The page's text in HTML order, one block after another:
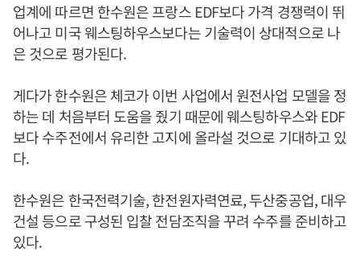
업계에 따르면 한수원은 프랑스 EDF보다 가격 경쟁력이 뛰
어나고 미국 웨스팅하우스보다는 기술력이 상대적으로 나
은 것으로 평가된다.
게다가 한수원은 체코가 이번 사업에서 원전사업 모델을 정
하는 데 처음부터 도움을 줬기 때문에 웨스팅하우스와 EDF
보다 수주전에서 유리한 고지에 올라설 것으로 기대하고 있
다.
한수원은 한국전력기술, 한전원자력연료, 두산중공업, 대우
건설 등으로 구성된 입찰 전담조직을 꾸려 수주를 준비하고
있다.